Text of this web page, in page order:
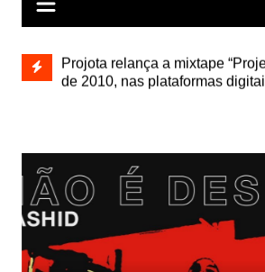
e abre
autoral,
Projota relança a mixtape
de 2010, nas plataformas